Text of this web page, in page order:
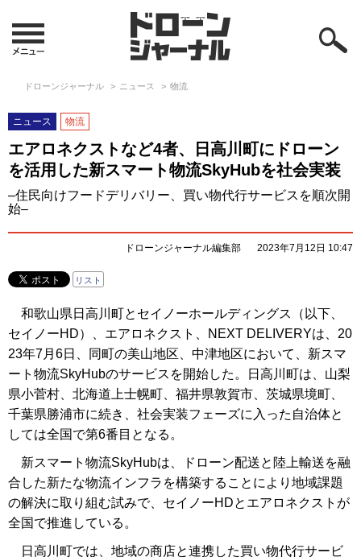
ドローンジャーナル ニュース 物流
ニュース 物流
エアロネクストなど4者、日高川町にドローン
を活用した新スマート物流SkyHubを社会実装
–住民向けフードデリバリー、買い物代行サービスを順次開
始–
ドローンジャーナル編集部 2023年7月12日 10:47
リスト
和歌山県日高川町とセイノーホールディングス（以下、
セイノーHD）、エアロネクスト、NEXT DELIVERYは、20
23年7月6日、同町の美山地区、中津地区において、新スマ
ート物流SkyHubのサービスを開始した。日高川町は、山梨
県小菅村、北海道上士幌町、福井県敦賀市、茨城県境町、
千葉県勝浦市に続き、社会実装フェーズに入った自治体と
しては全国で第6番目となる。
新スマート物流SkyHubは、ドローン配送と陸上輸送を融
合した新たな物流インフラを構築することにより地域課題
の解決に取り組む試みで、セイノーHDとエアロネクストが
全国で推進している。
日高川町では、地域の商店と連携した買い物代行サービ